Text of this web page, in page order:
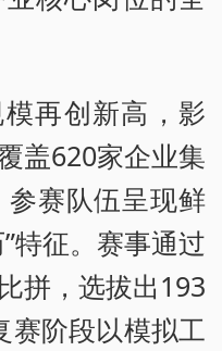
再创新高，影
盖620家企业集
赛队伍呈现鲜
特征。赛事通过
拼，选拔出193
赛阶段以模拟工